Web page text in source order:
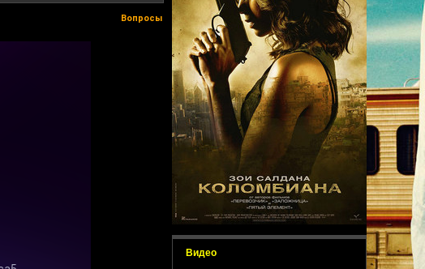
Видео
Вопросы